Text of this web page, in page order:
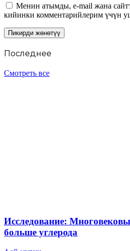
Менин атымды, e-mail жана
кийинки комментарийлерим үчүн
Последнее
Смотреть все
Исследование:
больше углерода